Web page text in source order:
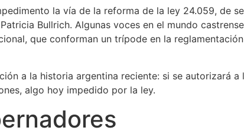
la vía de la reforma de la ley 24.059, de
Bullrich. Algunas voces en el mundo
que conforman un trípode en la
a la historia argentina reciente: si se autorizará
algo hoy impedido por la ley.